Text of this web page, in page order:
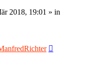
2018, 19:01 » in